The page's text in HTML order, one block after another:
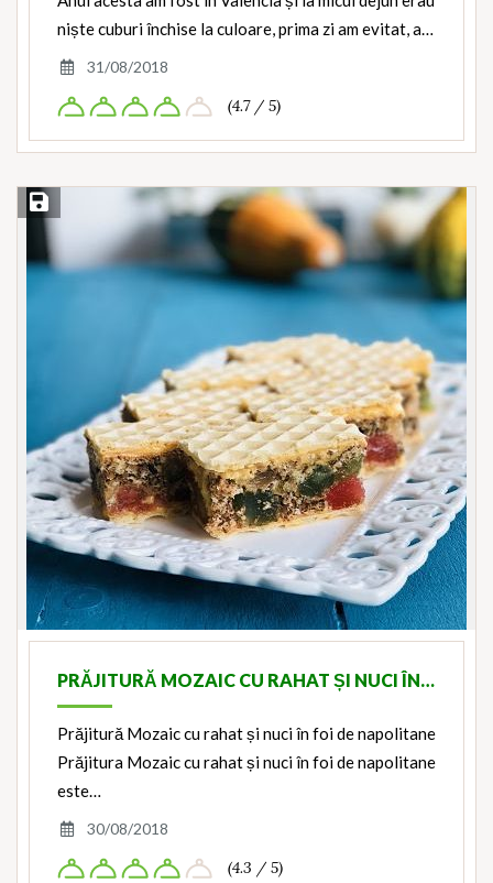
niște cuburi închise la culoare, prima zi am evitat, a…
31/08/2018
(4.7 / 5)
Save Recipe
PRĂJITURĂ MOZAIC CU RAHAT ȘI NUCI ÎN…
Prăjitură Mozaic cu rahat și nuci în foi de napolitane
Prăjitura Mozaic cu rahat și nuci în foi de napolitane
este…
30/08/2018
(4.3 / 5)